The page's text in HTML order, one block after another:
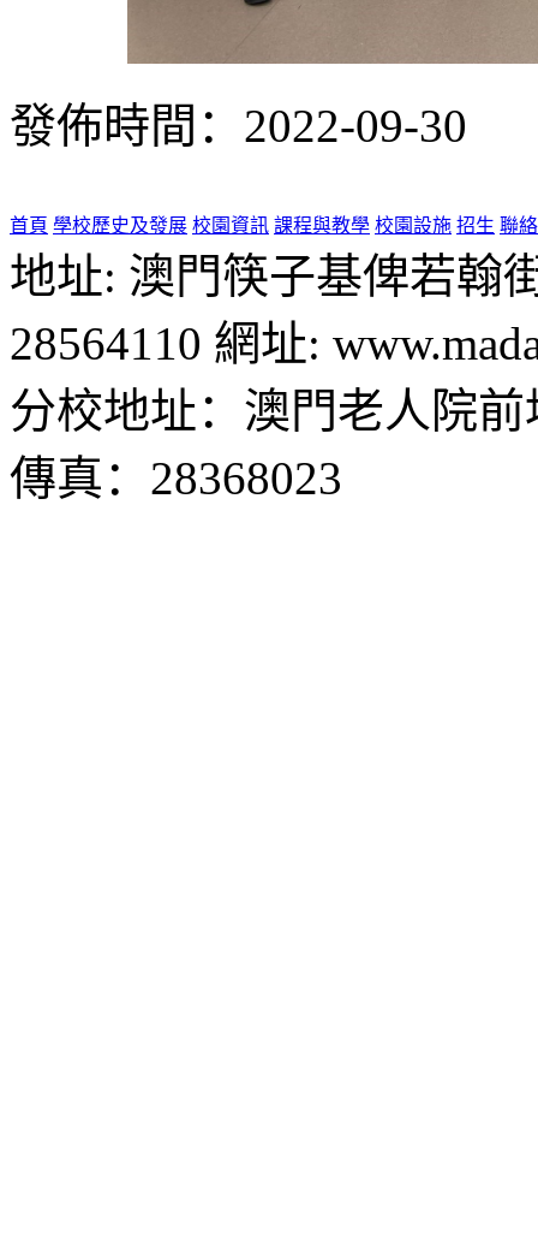
發佈時間：2022-09-30
首頁 學校歷史及發展 校園資訊 課程與教學 校園設施 招生 聯
地址: 澳門筷子基俾若翰
28564110 網址:
分校地址：澳門老人院
傳真：28368023